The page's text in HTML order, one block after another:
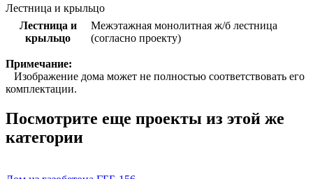
Лестница и крыльцо
Лестница и
крыльцо
Межэтажная монолитная ж/б лестница
(согласно проекту)
Примечание:
Изображение дома может не полностью соответствовать его
комплектации.
Посмотрите еще проекты из этой же
категории